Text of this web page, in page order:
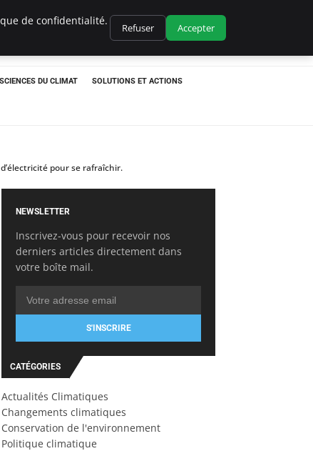
SCIENCES DU CLIMAT SOLUTIONS ET ACTIONS
pour se rafraîchir.
NEWSLETTER
Inscrivez-vous pour recevoir nos
derniers articles directement dans
votre boîte mail.
S'INSCRIRE
CATÉGORIES
Actualités Climatiques
Changements climatiques
Conservation de l'environnement
Politique climatique
de confidentialité.
Refuser Accepter